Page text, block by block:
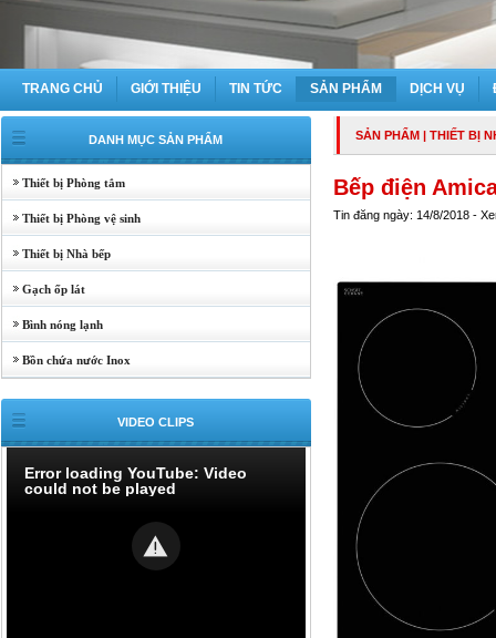
TRANG CHỦ GIỚI THIỆU TIN TỨC SẢN PHẨM DỊCH VỤ
DANH MỤC SẢN PHẨM
Thiết bị Phòng tắm
Thiết bị Phòng vệ sinh
Thiết bị Nhà bếp
Gạch ốp lát
Bình nóng lạnh
Bồn chứa nước Inox
VIDEO CLIPS
Error loading YouTube: Video
could not be played
SẢN PHẨM| THIẾT BỊ
Bếp điện
Tin đăng ngày: 14/8/2018 -